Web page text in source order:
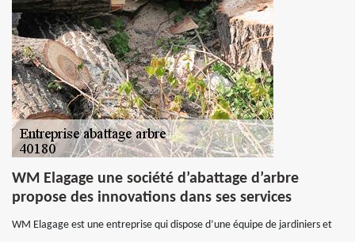
WM Elagage une société d’abattage d’arbre
propose des innovations dans ses services
WM Elagage est une entreprise qui dispose d’une équipe de jardiniers et